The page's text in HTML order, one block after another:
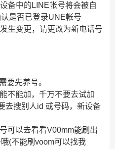
备中的LINE帐号将会被自
是否已登录UNE帐号
生变更，请更改为新电话号
要先养号。
不能加，千万不要去试加
去搜别人id 或号码，新设备
可以去看看V00mm能刷出
(不能刷voom可以找我